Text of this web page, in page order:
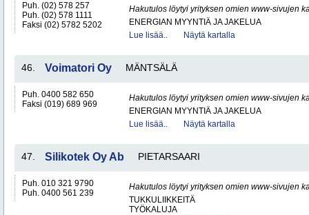
Puh. (02) 578 257
Puh. (02) 578 1111
Faksi (02) 5782 5202
Hakutulos löytyi yrityksen omien www-sivujen
ENERGIAN MYYNTIÄ JA JAKELUA
Lue lisää..
Näytä kartalla
46. Voimatori Oy MÄNTSÄLÄ
Puh. 0400 582 650
Faksi (019) 689 969
Hakutulos löytyi yrityksen omien www-sivujen
ENERGIAN MYYNTIÄ JA JAKELUA
Lue lisää..
Näytä kartalla
47. Silikotek Oy Ab PIETARSAARI
Puh. 010 321 9790
Puh. 0400 561 239
Hakutulos löytyi yrityksen omien www-sivujen
TUKKULIIKKEITÄ
TYÖKALUJA